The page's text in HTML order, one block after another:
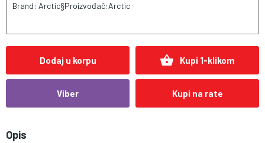
Brand: Arctic§Proizvođač:Arctic
Dodaj u korpu shopping_basket Kupi 1-klikom
Viber Kupi na rate
Opis